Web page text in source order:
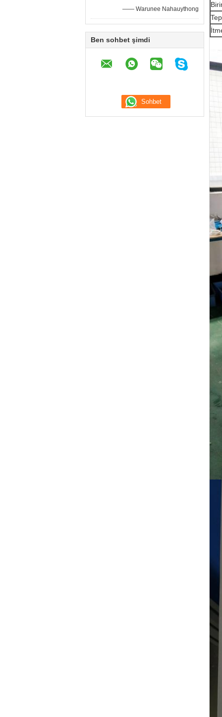
—— Warunee Nahauythong
Ben sohbet şimdi